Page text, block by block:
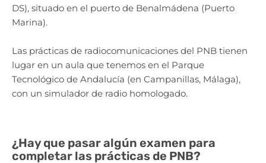
DS), situado en el puerto de Benalmádena (Puerto
Marina).
Las prácticas de radiocomunicaciones del PNB tienen
lugar en un aula que tenemos en el Parque
Tecnológico de Andalucía (en Campanillas, Málaga),
con un simulador de radio homologado.
¿Hay que pasar algún examen para
completar las prácticas de PNB?